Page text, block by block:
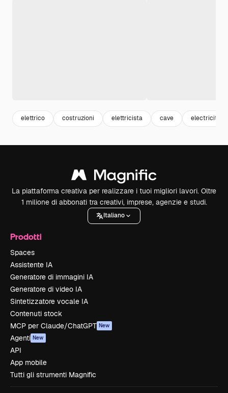
elettrico costruzioni elettricista cave electricity
La piattaforma creativa per realizzare i tuoi migliori lavori. Oltre
1 milione di abbonati tra creativi, imprese, agenzie e studi.
Italiano
Prodotti
Spaces
Assistente IA
Generatore di immagini IA
Generatore di video IA
Sintetizzatore vocale IA
Contenuti stock
MCP per Claude/ChatGPT New
Agenti New
API
App mobile
Tutti gli strumenti Magnific